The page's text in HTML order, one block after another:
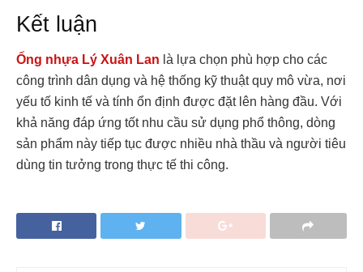
Kết luận
Ống nhựa Lý Xuân Lan là lựa chọn phù hợp cho các
công trình dân dụng và hệ thống kỹ thuật quy mô vừa, nơi
yếu tố kinh tế và tính ổn định được đặt lên hàng đầu. Với
khả năng đáp ứng tốt nhu cầu sử dụng phổ thông, dòng
sản phẩm này tiếp tục được nhiều nhà thầu và người tiêu
dùng tin tưởng trong thực tế thi công.